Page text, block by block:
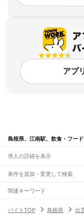
アプ
島根県、江南駅、飲食・フー
求人の詳細を表示
条件を追加・変更して検索
市区町村を追加・変更
島根県すべて
駅を追加・変更
関連キーワード
バイトTOP
島根県 出